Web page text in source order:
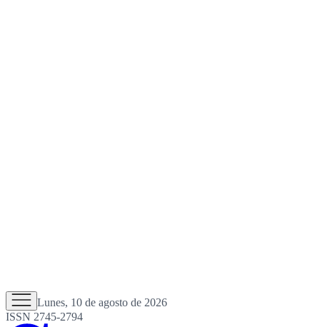
Lunes, 10 de agosto de 2026
ISSN 2745-2794